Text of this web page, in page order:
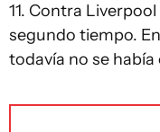
11. Contra
segundo tiempo.
todavía no se